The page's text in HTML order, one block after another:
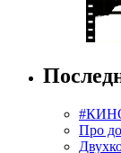
Про